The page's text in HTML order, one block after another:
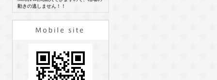
動きの逃しません！！